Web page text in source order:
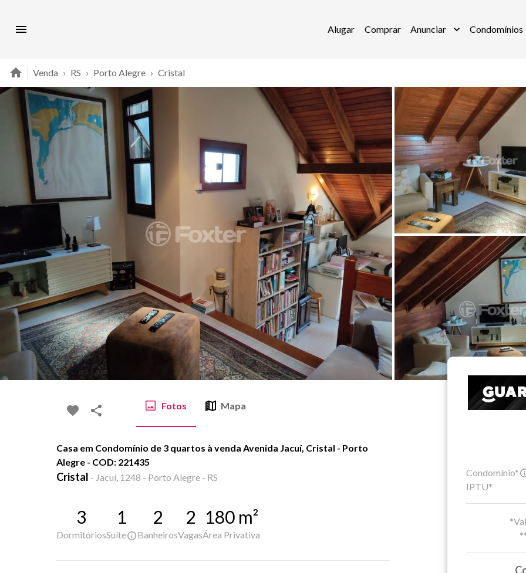
Alugar Comprar Anunciar Condomínios
Venda › RS › Porto Alegre › Cristal
Fotos Mapa
Casa em Condomínio de 3 quartos à venda Avenida Jacuí, Cristal - Porto
Alegre - COD: 221435
Cristal - Jacuí, 1248 - Porto Alegre - RS
3
Dormitórios
1
Suíte
2
Banheiros
2
Vagas
180 m²
Área Privativa
Condomínio*
IPTU*